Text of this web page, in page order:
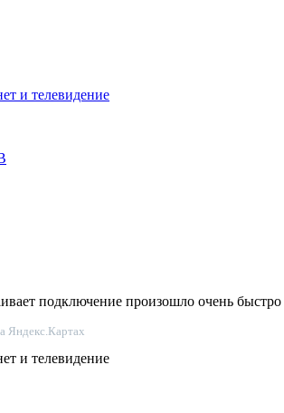
и телевидение
подключение произошло очень
Яндекс.Картах
и телевидение